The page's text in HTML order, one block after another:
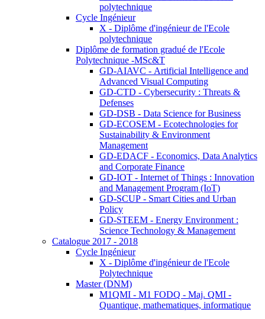
polytechnique
Cycle Ingénieur
X - Diplôme d'ingénieur de l'Ecole
polytechnique
Diplôme de formation gradué de l'Ecole
Polytechnique -MSc&T
GD-AIAVC - Artificial Intelligence and
Advanced Visual Computing
GD-CTD - Cybersecurity : Threats &
Defenses
GD-DSB - Data Science for Business
GD-ECOSEM - Ecotechnologies for
Sustainability & Environment
Management
GD-EDACF - Economics, Data Analytics
and Corporate Finance
GD-IOT - Internet of Things : Innovation
and Management Program (IoT)
GD-SCUP - Smart Cities and Urban
Policy
GD-STEEM - Energy Environment :
Science Technology & Management
Catalogue 2017 - 2018
Cycle Ingénieur
X - Diplôme d'ingénieur de l'Ecole
Polytechnique
Master (DNM)
M1QMI - M1 FODQ - Maj. QMI -
Quantique, mathematiques, informatique